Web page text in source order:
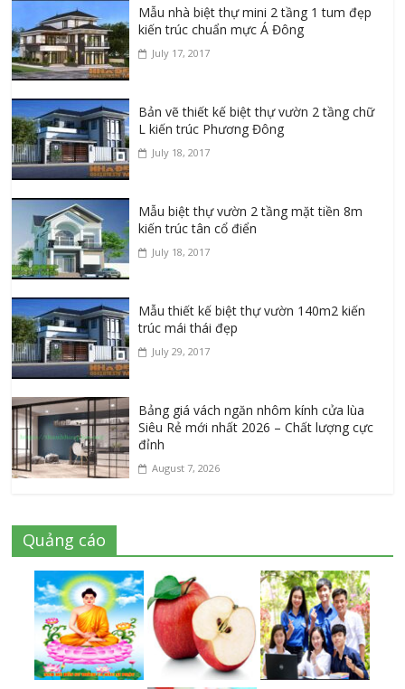
Mẫu nhà biệt thự mini 2 tầng 1 tum đẹp
kiến trúc chuẩn mực Á Đông
July 17, 2017
Bản vẽ thiết kế biệt thự vườn 2 tầng chữ
L kiến trúc Phương Đông
July 18, 2017
Mẫu biệt thự vườn 2 tầng mặt tiền 8m
kiến trúc tân cổ điển
July 18, 2017
Mẫu thiết kế biệt thự vườn 140m2 kiến
trúc mái thái đẹp
July 29, 2017
Bảng giá vách ngăn nhôm kính cửa lùa
Siêu Rẻ mới nhất 2026 – Chất lượng cực
đỉnh
August 7, 2026
Quảng cáo